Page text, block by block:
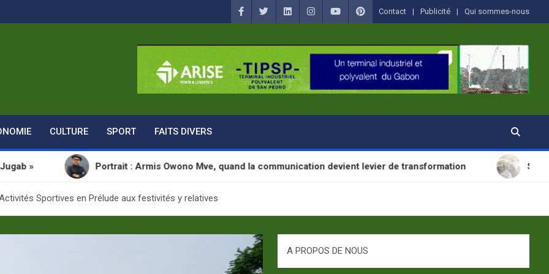
Contact Publicité Qui sommes-nous
CULTURE SPORT FAITS DIVERS
Portrait : Armis Owono Mve, quand la communication devient levier de transformation SANTÉ : La
Sportives en Prélude aux festivités y relatives
A PROPOS DE NOUS